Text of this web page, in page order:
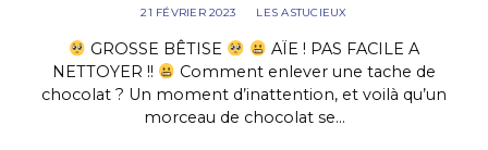
21 FÉVRIER 2023 LES ASTUCIEUX
GROSSE BÊTISE
AÏE ! PAS FACILE A
NETTOYER !!
Comment enlever une tache de
chocolat ? Un moment d’inattention, et voilà qu’un
morceau de chocolat se…